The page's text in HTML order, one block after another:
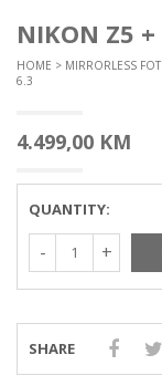
NIKON Z5
HOME > MIRRORLESS
6.3
4.499,00 KM
QUANTITY:
SHARE